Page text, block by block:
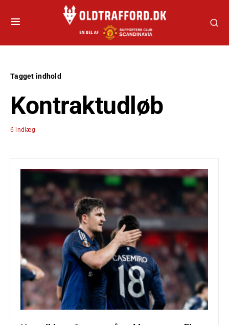
Tagget indhold
Kontraktudløb
6 indlæg